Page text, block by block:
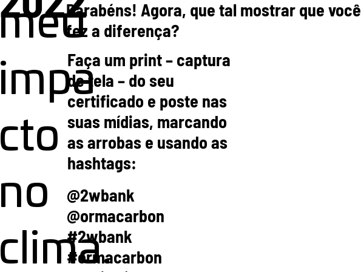
meu
impa
cto
no
clima.
Parabéns! Agora, que tal mostrar que você
fez a diferença?
Faça um print – captura
de tela – do seu
certificado e poste nas
suas mídias, marcando
as arrobas e usando as
hashtags:
@2wbank
@ormacarbon
#2wbank
#ormacarbon